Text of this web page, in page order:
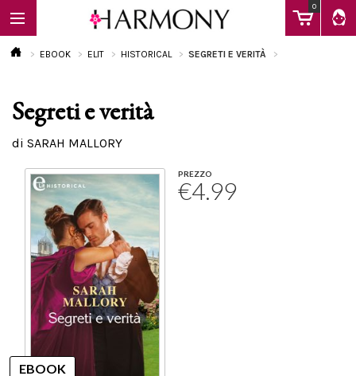
0
EBOOK
Calendario
EBOOK ELIT HISTORICAL SEGRETI E VERITÀ
Segreti e verità
di SARAH MALLORY
PREZZO
€4.99